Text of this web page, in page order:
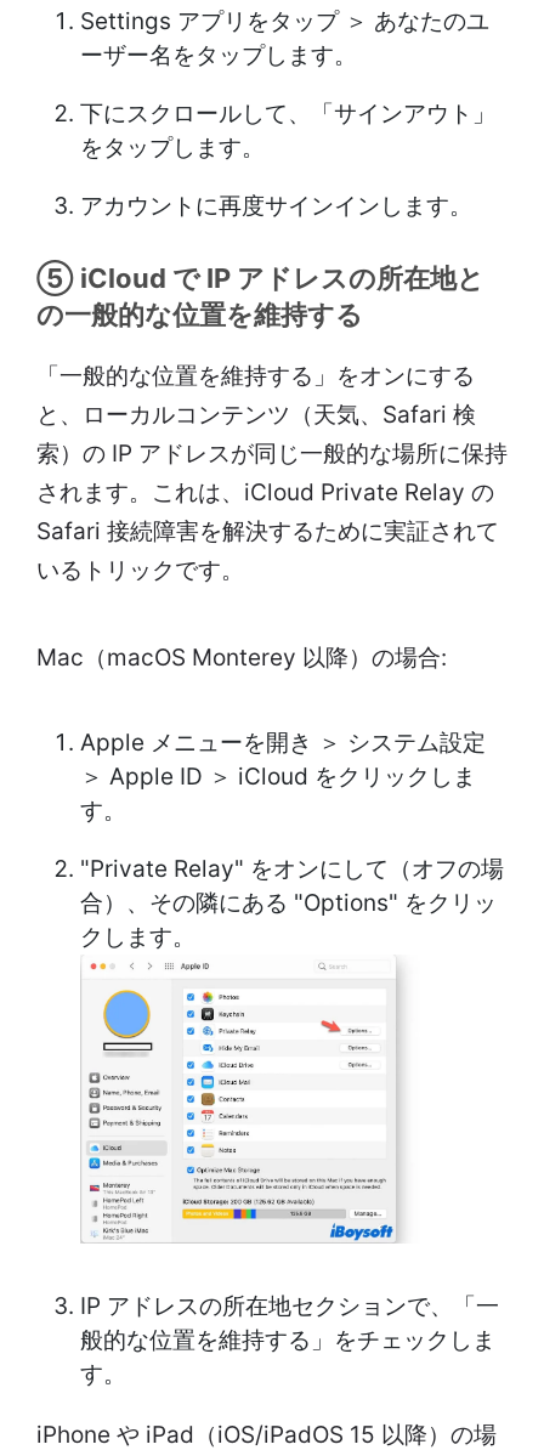
Settings アプリをタップ ＞ あなたのユ
ーザー名をタップします。
下にスクロールして、「サインアウト」
をタップします。
アカウントに再度サインインします。
⑤ iCloud で IP アドレスの所在地と
の一般的な位置を維持する
「一般的な位置を維持する」をオンにする
と、ローカルコンテンツ（天気、Safari 検
索）の IP アドレスが同じ一般的な場所に保持
されます。これは、iCloud Private Relay の
Safari 接続障害を解決するために実証されて
いるトリックです。
Mac（macOS Monterey 以降）の場合:
Apple メニューを開き ＞ システム設定
＞ Apple ID ＞ iCloud をクリックしま
す。
"Private Relay" をオンにして（オフの場
合）、その隣にある "Options" をクリッ
クします。
IP アドレスの所在地セクションで、「一
般的な位置を維持する」をチェックしま
す。
iPhone や iPad（iOS/iPadOS 15 以降）の場